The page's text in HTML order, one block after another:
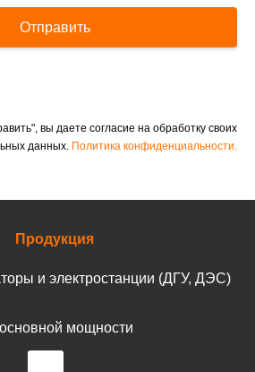
Отправить
вы даете согласие на обработку своих
данных. Политика конфиденциальности.
Продукция
и электростанции (ДГУ, ДЭС)
мощности